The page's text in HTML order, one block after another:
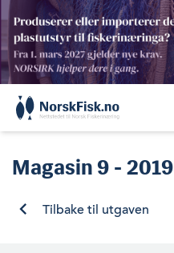
Skip
content
Magasin9 - 2019
Tilbake til utgaven